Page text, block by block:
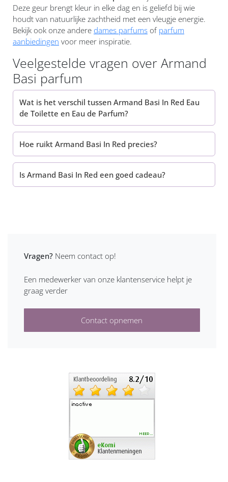
Deze geur brengt kleur in elke dag en is geliefd bij wie
houdt van natuurlijke zachtheid met een vleugje energie.
Bekijk ook onze andere dames parfums of parfum
aanbiedingen voor meer inspiratie.
Veelgestelde vragen over Armand
Basi parfum
Wat is het verschil tussen Armand Basi In Red Eau
de Toilette en Eau de Parfum?
Hoe ruikt Armand Basi In Red precies?
Is Armand Basi In Red een goed cadeau?
Vragen? Neem contact op!
Een medewerker van onze klantenservice helpt je
graag verder
Contact opnemen